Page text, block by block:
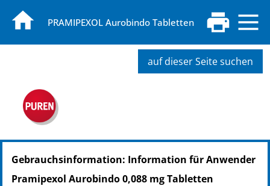
PRAMIPEXOL Aurobindo Tabletten
auf dieser Seite suchen
PZN: 14309758
PPN: 111430975845
NTIN: 04150143097583
Gebrauchsinformation: Information für Anwender
Pramipexol Aurobindo 0,088 mg Tabletten